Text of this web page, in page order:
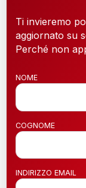
Ti invieremo
aggiornato su
Perché non
NOME
COGNOME
INDIRIZZO EMAIL